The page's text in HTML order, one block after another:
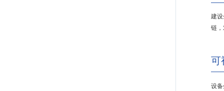
建
链
可
设